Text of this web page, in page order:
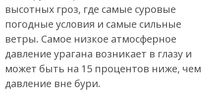
высотных гроз, где самые суровые
погодные условия и самые сильные
ветры. Самое низкое атмосферное
давление урагана возникает в глазу и
может быть на 15 процентов ниже, чем
давление вне бури.